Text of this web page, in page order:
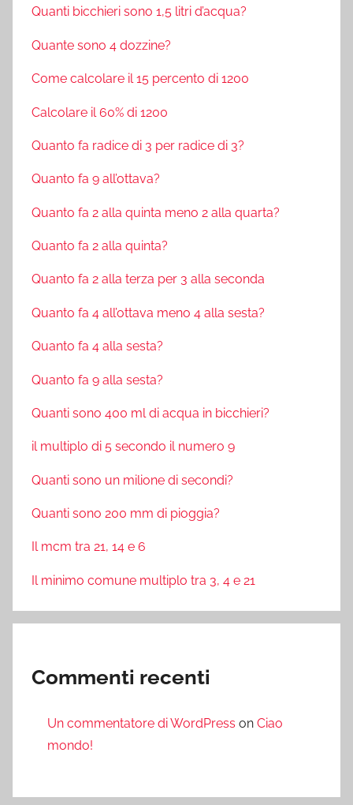
Quanti bicchieri sono 1,5 litri d’acqua?
Quante sono 4 dozzine?
Come calcolare il 15 percento di 1200
Calcolare il 60% di 1200
Quanto fa radice di 3 per radice di 3?
Quanto fa 9 all’ottava?
Quanto fa 2 alla quinta meno 2 alla quarta?
Quanto fa 2 alla quinta?
Quanto fa 2 alla terza per 3 alla seconda
Quanto fa 4 all’ottava meno 4 alla sesta?
Quanto fa 4 alla sesta?
Quanto fa 9 alla sesta?
Quanti sono 400 ml di acqua in bicchieri?
il multiplo di 5 secondo il numero 9
Quanti sono un milione di secondi?
Quanti sono 200 mm di pioggia?
Il mcm tra 21, 14 e 6
Il minimo comune multiplo tra 3, 4 e 21
Commenti recenti
Un commentatore di WordPress on Ciao
mondo!